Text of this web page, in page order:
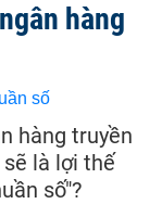
hàng
hàng truyền
là lợi thế
số"?